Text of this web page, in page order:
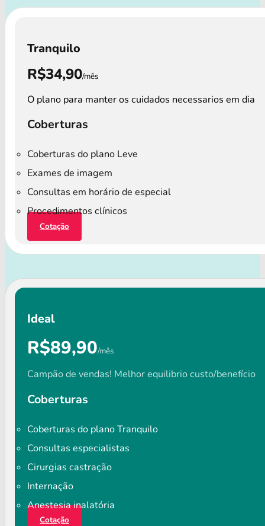
Tranquilo
R$34,90/mês
O plano para manter os cuidados necessarios em dia
Coberturas
Coberturas do plano Leve
Exames de imagem
Consultas em horário de especial
Procedimentos clínicos
Cotação
Ideal
R$89,90/mês
Campão de vendas! Melhor equilibrio custo/benefício
Coberturas
Coberturas do plano Tranquilo
Consultas especialistas
Cirurgias castração
Internação
Anestesia inalatória
Cotação